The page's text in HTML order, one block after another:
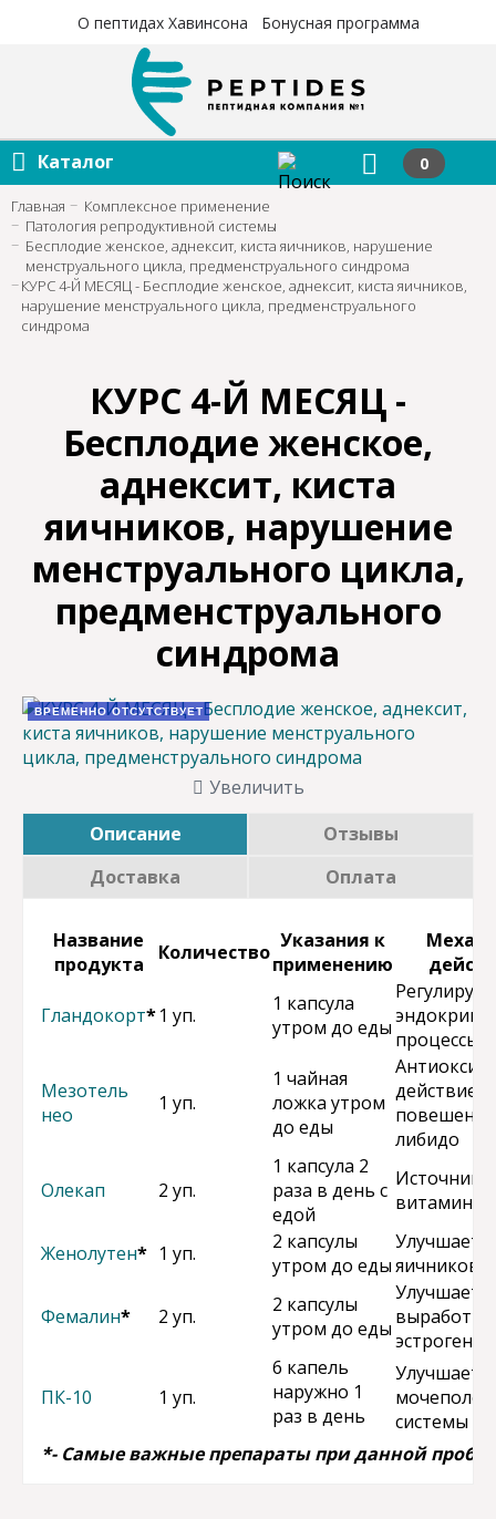
О пептидах Хавинсона Бонусная программа
Каталог 0
Главная
Комплексное применение
Патология репродуктивной системы
Бесплодие женское, аднексит, киста яичников, нарушение
менструального цикла, предменструального синдрома
КУРС 4-Й МЕСЯЦ - Бесплодие женское, аднексит, киста яичников,
нарушение менструального цикла, предменструального
синдрома
КУРС 4-Й МЕСЯЦ -
Бесплодие женское,
аднексит, киста
яичников, нарушение
менструального цикла,
предменструального
синдрома
ВРЕМЕННО ОТСУТСТВУЕТ
Увеличить
Описание
Отзывы
Доставка
Оплата
Название
продукта
Количество Указания к
применению
Гландокорт*1 уп.
1 капсула
утром до еды
Регулирует
процессы
Мезотель
нео
1 уп.
1 чайная
ложка утром
до еды
действие,
повешение
либидо
Олекап 2 уп.
1 капсула 2
раза в день с
едой
Источник
витамина Е
Женолутен* 1 уп.
2 капсулы
утром до еды
Улучшает
яичников
Фемалин* 2 уп.
2 капсулы
утром до еды
Улучшает
выработку
эстрогенов
ПК-10 1 уп.
6 капель
наружно 1
раз в день
Улучшает
системы
*- Самые важные препараты при данной